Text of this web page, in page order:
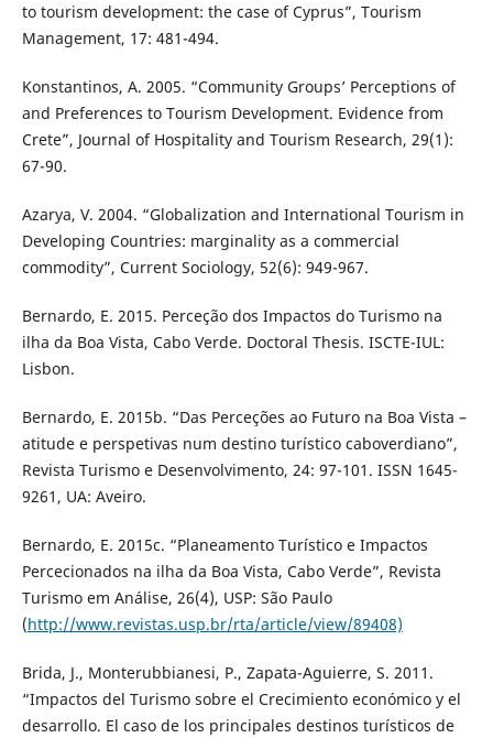
to tourism development: the case of Cyprus”, Tourism
Management, 17: 481-494.
Konstantinos, A. 2005. “Community Groups’ Perceptions of
and Preferences to Tourism Development. Evidence from
Crete”, Journal of Hospitality and Tourism Research, 29(1):
67-90.
Azarya, V. 2004. “Globalization and International Tourism in
Developing Countries: marginality as a commercial
commodity”, Current Sociology, 52(6): 949-967.
Bernardo, E. 2015. Perceção dos Impactos do Turismo na
ilha da Boa Vista, Cabo Verde. Doctoral Thesis. ISCTE-IUL:
Lisbon.
Bernardo, E. 2015b. “Das Perceções ao Futuro na Boa Vista –
atitude e perspetivas num destino turístico caboverdiano”,
Revista Turismo e Desenvolvimento, 24: 97-101. ISSN 1645-
9261, UA: Aveiro.
Bernardo, E. 2015c. “Planeamento Turístico e Impactos
Percecionados na ilha da Boa Vista, Cabo Verde”, Revista
Turismo em Análise, 26(4), USP: São Paulo
(http://www.revistas.usp.br/rta/article/view/89408)
Brida, J., Monterubbianesi, P., Zapata-Aguierre, S. 2011.
“Impactos del Turismo sobre el Crecimiento económico y el
desarrollo. El caso de los principales destinos turísticos de